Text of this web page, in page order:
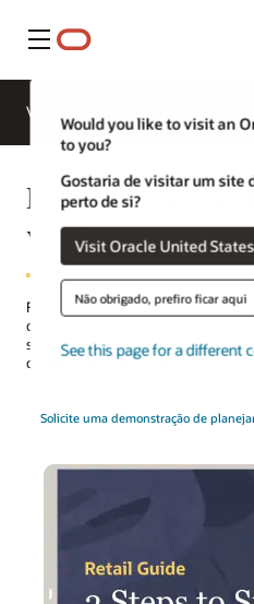
Menu
Would you like to visit an
to you?
Gostaria de visitar um site
perto de si?
Visit Oracle United States
Não obrigado, prefiro ficar aqui
See this page for a different
Visão geral
Planejamento de
varejo
Forneça o sortimento certo em
de planejamento e pedido para
suprimentos com transferência de
cliente e soluções de previsão de
Solicite uma demonstração de